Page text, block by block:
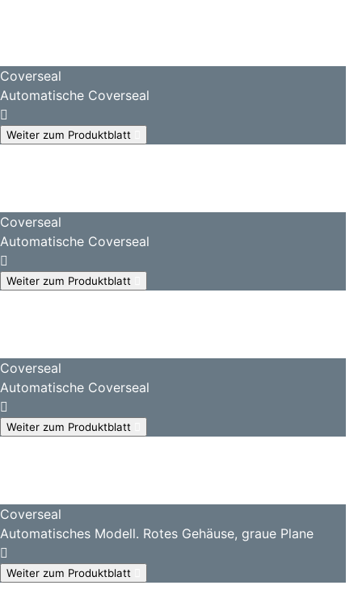
Coverseal
Automatische Coverseal
Weiter zum Produktblatt
Coverseal
Automatische Coverseal
Weiter zum Produktblatt
Coverseal
Automatische Coverseal
Weiter zum Produktblatt
Coverseal
Automatisches Modell. Rotes Gehäuse, graue Plane
Weiter zum Produktblatt